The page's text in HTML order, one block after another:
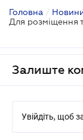
Головна /
Залиште
Увійдіть, щоб